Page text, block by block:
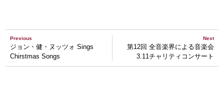
Previous
ジョン・健・ヌッツォ Sings
Chirstmas Songs
Next
第12回 全音楽界による音楽会
3.11チャリティコンサート